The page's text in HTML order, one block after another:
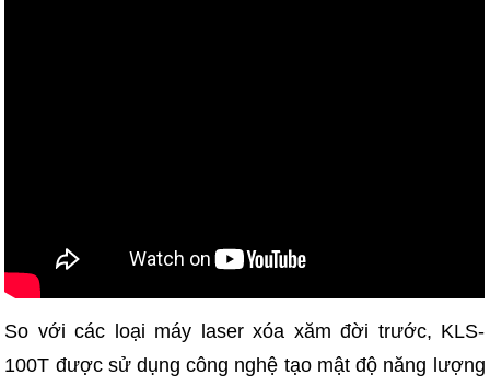
So với các loại máy laser xóa xăm đời trước, KLS-
100T được sử dụng công nghệ tạo mật độ năng lượng